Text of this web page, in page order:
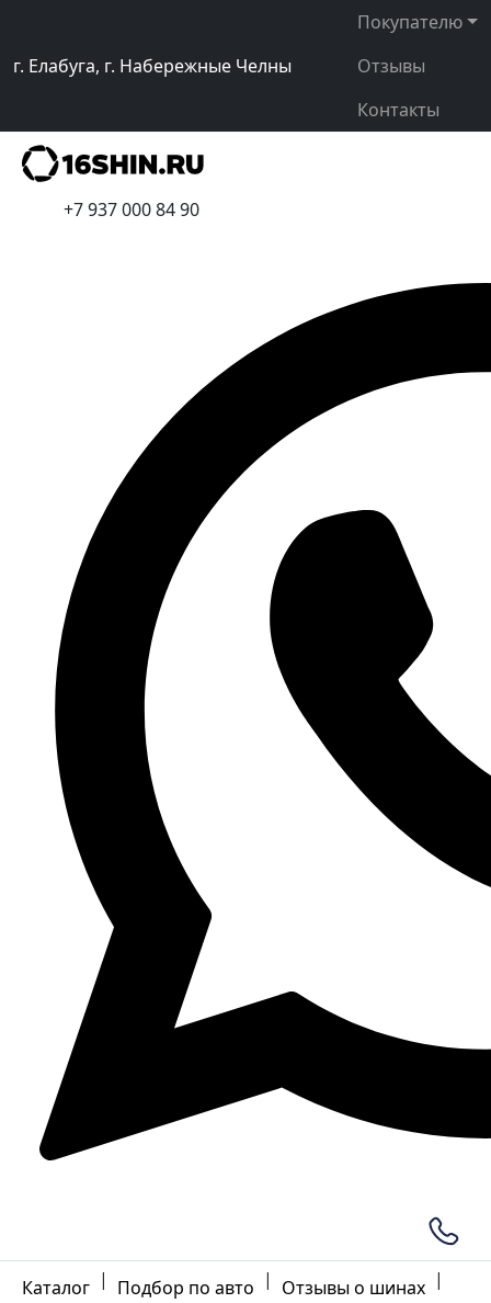
г. Елабуга, г. Набережные Челны
Покупателю
Отзывы
Контакты
+7 937 000 84 90
Каталог | Подбор по авто | Отзывы о шинах |